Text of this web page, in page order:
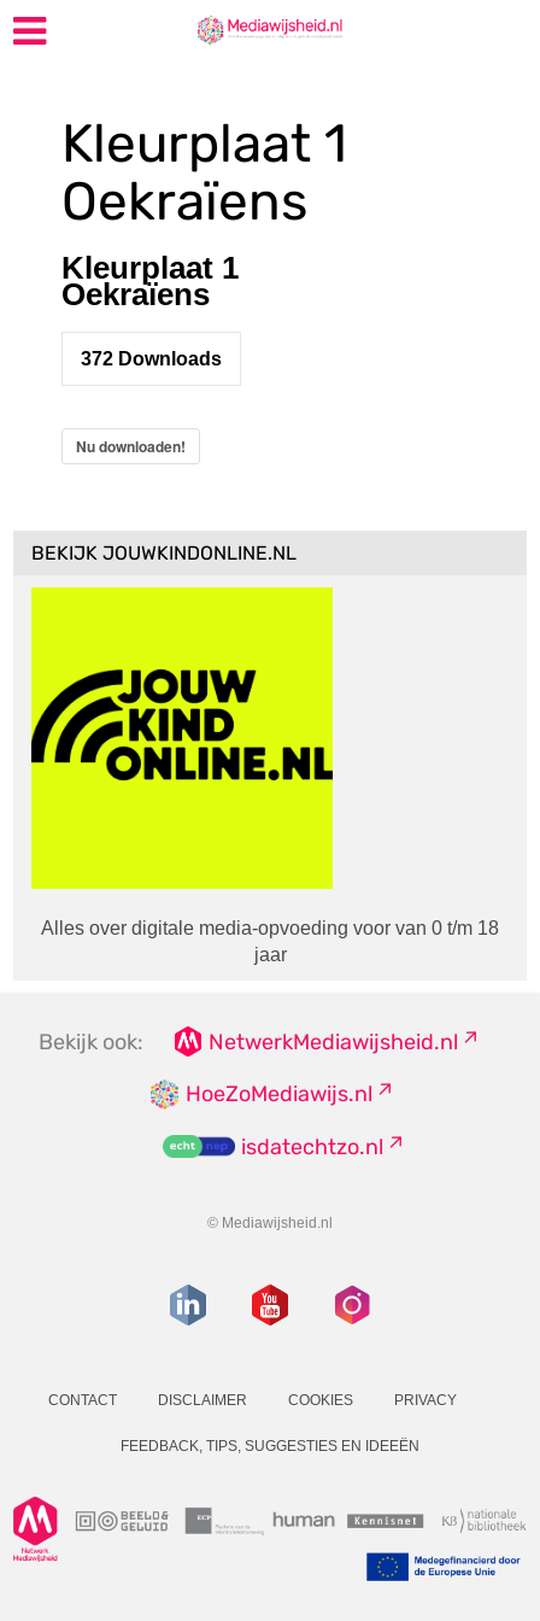
Kleurplaat 1
Oekraïens
Kleurplaat 1
Oekraïens
372 Downloads
Nu downloaden!
BEKIJK JOUWKINDONLINE.NL
Alles over digitale media-opvoeding voor van 0 t/m 18
jaar
Bekijk ook:
NetwerkMediawijsheid.nl
HoeZoMediawijs.nl
isdatechtzo.nl
© Mediawijsheid.nl
CONTACT DISCLAIMER COOKIES PRIVACY
FEEDBACK, TIPS, SUGGESTIES EN IDEEËN